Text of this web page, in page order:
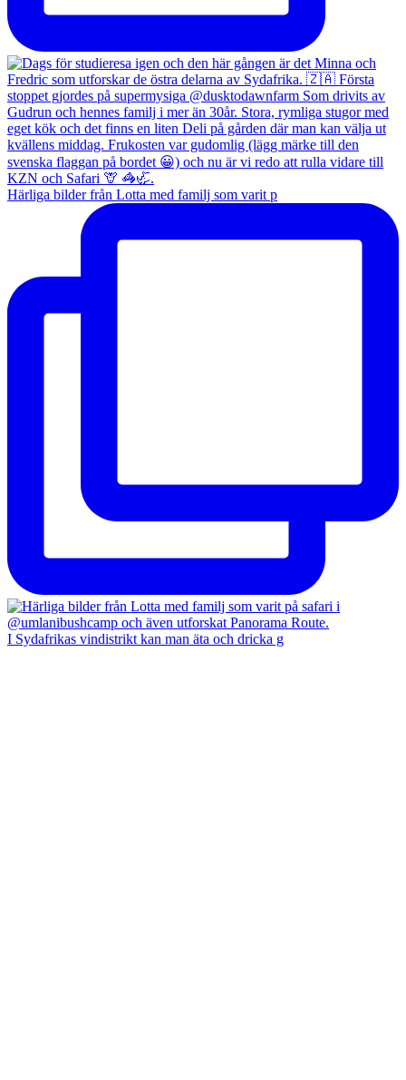
Härliga bilder från Lotta med familj som varit p
I Sydafrikas vindistrikt kan man äta och dricka g